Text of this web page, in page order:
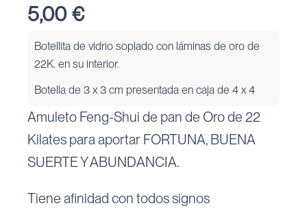
5,00€
Botellita de vidrio soplado con láminas de oro de
22K. en su interior.
Botella de 3 x 3 cm presentada en caja de 4 x 4
Amuleto Feng-Shui de pan de Oro de 22
Kilates para aportar FORTUNA, BUENA
SUERTE Y ABUNDANCIA.
Tiene afinidad con todos signos